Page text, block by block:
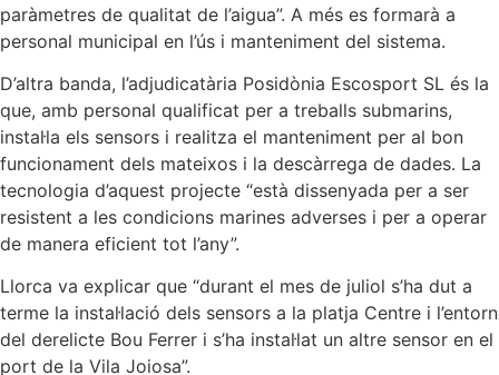
paràmetres de qualitat de l’aigua”. A més es formarà a
personal municipal en l’ús i manteniment del sistema.
D’altra banda, l’adjudicatària Posidònia Escosport SL és la
que, amb personal qualificat per a treballs submarins,
instal·la els sensors i realitza el manteniment per al bon
funcionament dels mateixos i la descàrrega de dades. La
tecnologia d’aquest projecte “està dissenyada per a ser
resistent a les condicions marines adverses i per a operar
de manera eficient tot l’any”.
Llorca va explicar que “durant el mes de juliol s’ha dut a
terme la instal·lació dels sensors a la platja Centre i l’entorn
del derelicte Bou Ferrer i s’ha instal·lat un altre sensor en el
port de la Vila Joiosa”.